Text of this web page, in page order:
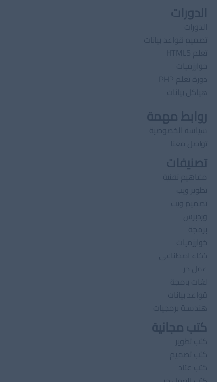
الدورات
الدورات
تصميم قواعد بيانات
تعلم HTML5
خوارزميات
دورة تعلم PHP
هياكل بيانات
روابط مهمة
سياسة الخصوصية
تواصل معنا
تصنيفات
مفاهيم تقنية
تطوير ويب
تصميم ويب
وردبرس
برمجة
خوارزميات
ذكاء اصطناعى
عمل حر
لغات برمجة
قواعد بيانات
هندسىة برمجيات
كتب مجانية
كتب تطوير
كتب تصميم
كتب عتاد